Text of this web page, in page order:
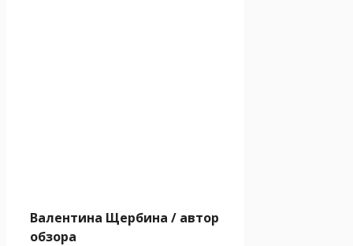
Валентина Щербина / автор
обзора